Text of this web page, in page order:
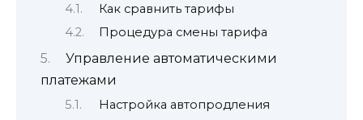
Как сравнить тарифы
Процедура смены тарифа
Управление автоматическими
платежами
Настройка автопродления